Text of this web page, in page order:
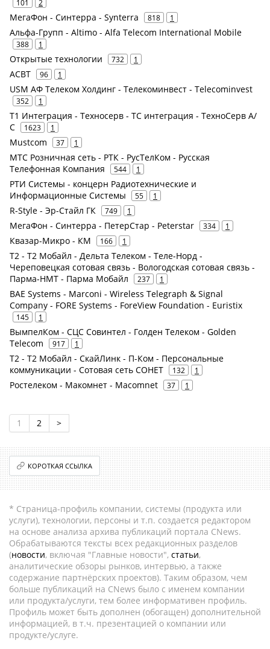
101 2
МегаФон - Синтерра - Synterra 818 1
Альфа-Групп - Altimo - Alfa Telecom International Mobile
388 1
Открытые технологии 732 1
АСВТ 96 1
USM АФ Телеком Холдинг - Телекоминвест - Telecominvest
352 1
Т1 Интеграция - Техносерв - ТС интеграция - ТехноСерв А/
С
1623 1
Mustcom 37 1
МТС Розничная сеть - РТК - РусТелКом - Русская
Телефонная Компания
544 1
РТИ Системы - концерн Радиотехнические и
Информационные Системы
55 1
R-Style - Эр-Стайл ГК 749 1
МегаФон - Синтерра - ПетерСтар - Peterstar 334 1
Квазар-Микро - КМ 166 1
Т2 - Т2 Мобайл - Дельта Телеком - Теле-Норд -
Череповецкая сотовая связь - Вологодская сотовая связь -
Парма-НМТ - Парма Мобайл
237 1
BAE Systems - Marconi - Wireless Telegraph & Signal
Company - FORE Systems - ForeView Foundation - Euristix
145 1
ВымпелКом - СЦС Совинтел - Голден Телеком - Golden
Telecom
917 1
Т2 - Т2 Мобайл - СкайЛинк - П-Ком - Персональные
коммуникации - Сотовая сеть СОНЕТ
132 1
Ростелеком - Макомнет - Macomnet 37 1
1 2 >
КОРОТКАЯ ССЫЛКА
* Страница-профиль компании, системы (продукта или
услуги), технологии, персоны и т.п. создается редактором
на основе анализа архива публикаций портала CNews.
Обрабатываются тексты всех редакционных разделов
(новости, включая "Главные новости", статьи,
аналитические обзоры рынков, интервью, а также
содержание партнёрских проектов). Таким образом, чем
больше публикаций на CNews было с именем компании
или продукта/услуги, тем более информативен профиль.
Профиль может быть дополнен (обогащен) дополнительной
информацией, в т.ч. презентацией о компании или
продукте/услуге.